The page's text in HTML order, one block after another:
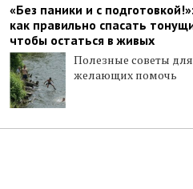
«Без паники и с подготовкой!»:
как правильно спасать
чтобы остаться в живых
Полезные советы для
желающих помочь